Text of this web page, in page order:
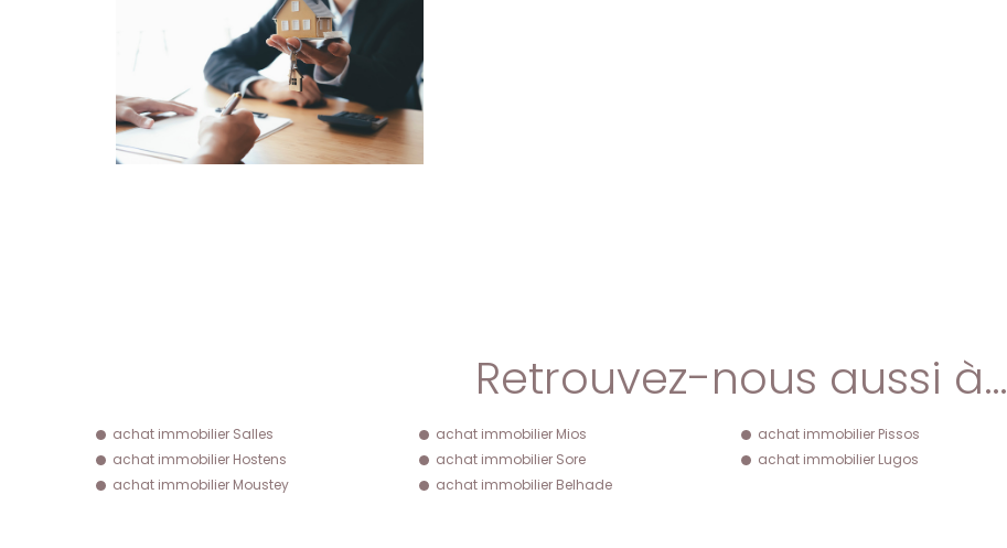
Retrouvez-nous aussi à…
achat immobilier Salles achat immobilier Mios achat immobilier Pissos
achat immobilier Hostens
achat immobilier Sore achat immobilier Lugos
achat immobilier Moustey
achat immobilier Belhade